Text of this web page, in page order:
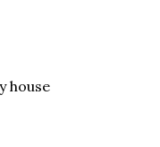
house